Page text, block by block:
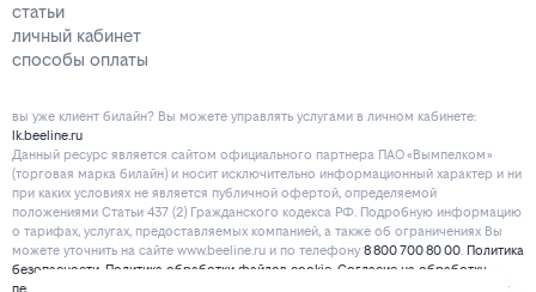
статьи
личный кабинет
способы оплаты
вы уже клиент билайн? Вы можете управлять услугами в личнoм кaбинeтe:
lk.beeline.ru
Данный ресурс является сайтом официального партнера ПАО «Вымпелком»
(торговая марка билайн) и носит исключительно информационный характер и ни
при каких условиях не является публичной офертой, определяемой
положениями Статьи 437 (2) Гражданского кодекса РФ. Подробную информацию
о тарифах, услугах, предоставляемых компанией, а также об ограничениях Вы
можете уточнить на сайте www.beeline.ru и по телефону 8 800 700 80 00. Политика
безопасности Политика обработки файлов cookie Согласие на обработку